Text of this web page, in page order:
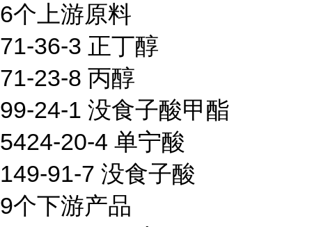
6个上游原料
71-36-3 正丁醇
71-23-8 丙醇
99-24-1 没食子酸甲酯
5424-20-4 单宁酸
149-91-7 没食子酸
9个下游产品